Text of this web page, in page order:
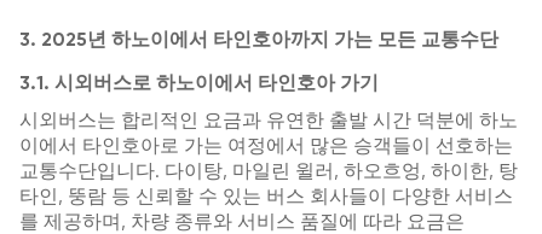
3. 2025년 하노이에서 타인호아까지 가는 모든 교통수단
3.1. 시외버스로 하노이에서 타인호아 가기
시외버스는 합리적인 요금과 유연한 출발 시간 덕분에 하노
이에서 타인호아로 가는 여정에서 많은 승객들이 선호하는
교통수단입니다. 다이탕, 마일린 윌러, 하오흐엉, 하이한, 탕
타인, 뚱람 등 신뢰할 수 있는 버스 회사들이 다양한 서비스
를 제공하며, 차량 종류와 서비스 품질에 따라 요금은